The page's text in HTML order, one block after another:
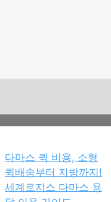
다마스 퀵 비용, 소형
퀵배송부터 지방까지!
세계로지스 다마스 용